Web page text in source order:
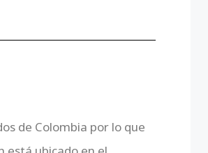
de Colombia por lo que